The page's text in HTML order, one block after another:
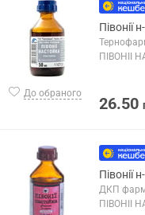
До обраного
Півонії
ПІВОНІЇ
26.50
Півонії
ДКП
ПІВОНІЇ